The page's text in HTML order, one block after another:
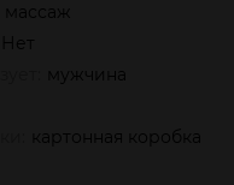
Нет
мужчина
картонная коробка